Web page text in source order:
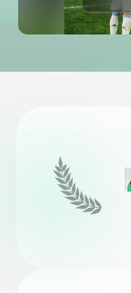
الگوها
عکس
ابزارهای دیگر